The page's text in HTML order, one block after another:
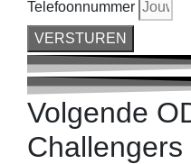
Telefoonnummer
VERSTUREN
Volgende
Challengers